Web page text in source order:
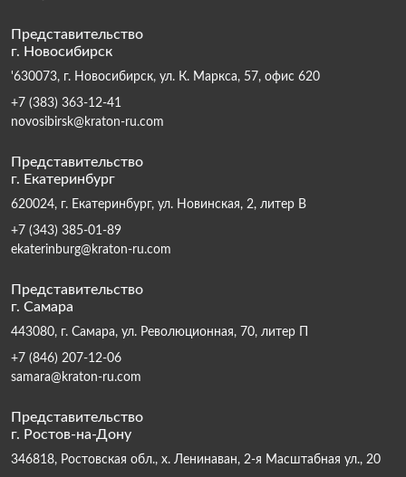
Представительство
г. Новосибирск
'630073, г. Новосибирск, ул. К. Маркса, 57, офис 620
+7 (383) 363-12-41
novosibirsk@kraton-ru.com
Представительство
г. Екатеринбург
620024, г. Екатеринбург, ул. Новинская, 2, литер В
+7 (343) 385-01-89
ekaterinburg@kraton-ru.com
Представительство
г. Самара
443080, г. Самара, ул. Революционная, 70, литер П
+7 (846) 207-12-06
samara@kraton-ru.com
Представительство
г. Ростов-на-Дону
346818, Ростовская обл., х. Ленинаван, 2-я Масштабная ул., 20